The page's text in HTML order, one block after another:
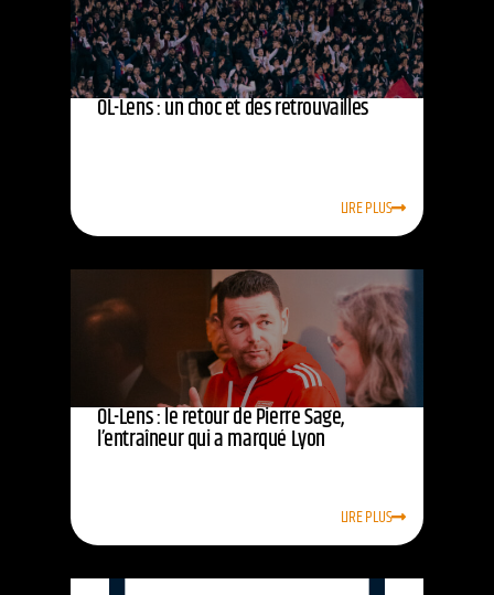
OL-Lens : un choc et des retrouvailles
LIRE PLUS
OL-Lens : le retour de Pierre Sage,
l’entraîneur qui a marqué Lyon
LIRE PLUS